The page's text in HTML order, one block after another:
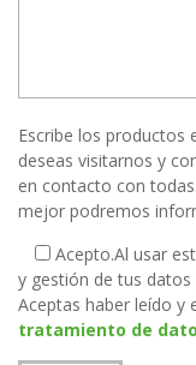
Escribe los productos
deseas visitarnos y
en contacto con
mejor podremos
Acepto.Al usar
y gestión de tus datos
Aceptas haber leído y
tratamiento de